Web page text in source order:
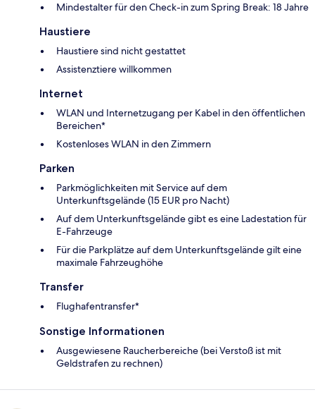
Mindestalter für den Check-in zum Spring Break: 18 Jahre
Haustiere
Haustiere sind nicht gestattet
Assistenztiere willkommen
Internet
WLAN und Internetzugang per Kabel in den öffentlichen
Bereichen*
Kostenloses WLAN in den Zimmern
Parken
Parkmöglichkeiten mit Service auf dem
Unterkunftsgelände (15 EUR pro Nacht)
Auf dem Unterkunftsgelände gibt es eine Ladestation für
E-Fahrzeuge
Für die Parkplätze auf dem Unterkunftsgelände gilt eine
maximale Fahrzeughöhe
Transfer
Flughafentransfer*
Sonstige Informationen
Ausgewiesene Raucherbereiche (bei Verstoß ist mit
Geldstrafen zu rechnen)